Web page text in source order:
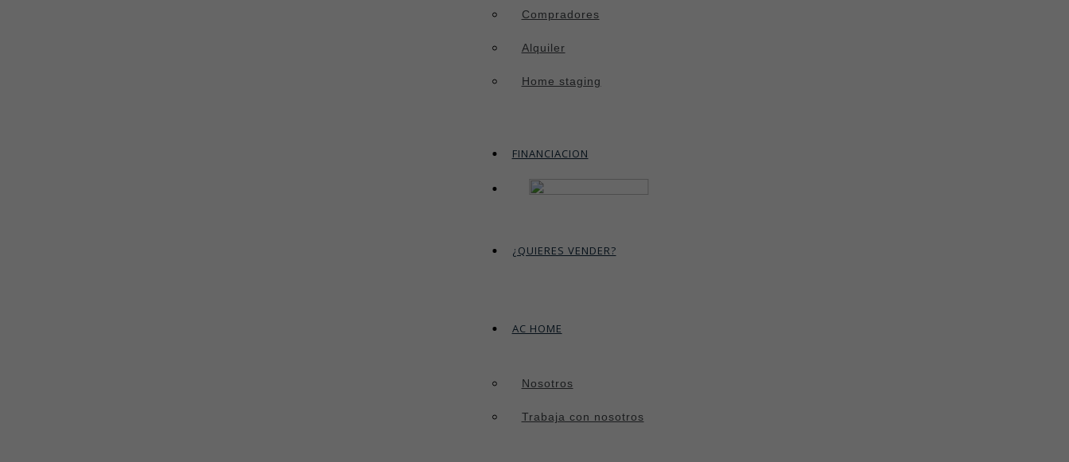
Compradores
Alquiler
Home staging
FINANCIACION
¿QUIERES VENDER?
AC HOME
Nosotros
Trabaja con nosotros